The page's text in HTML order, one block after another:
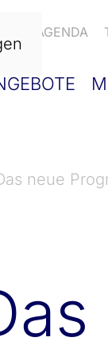
AGENDA
neue